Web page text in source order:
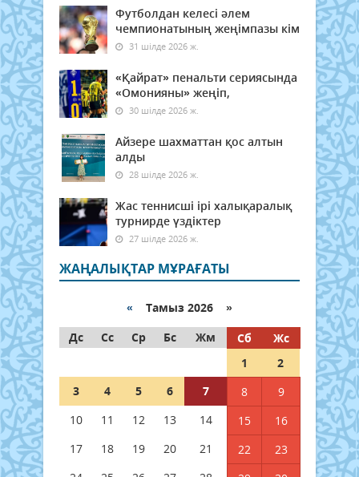
Футболдан келесі әлем
чемпионатының жеңімпазы кім
31 шілде 2026 ж.
«Қайрат» пенальти сериясында
«Омонияны» жеңіп,
30 шілде 2026 ж.
Айзере шахматтан қос алтын
алды
28 шілде 2026 ж.
Жас теннисші ірі халықаралық
турнирде үздіктер
27 шілде 2026 ж.
ЖАҢАЛЫҚТАР МҰРАҒАТЫ
« Тамыз 2026 »
Дс
Сс Ср Бс Жм Сб
Жс
1
2
3
4 5 6 7 8
9
10
11 12 13 14 15
16
17
18 19 20 21 22
23